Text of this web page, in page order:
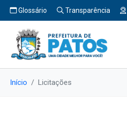
Glossário Transparência
Início Licitações